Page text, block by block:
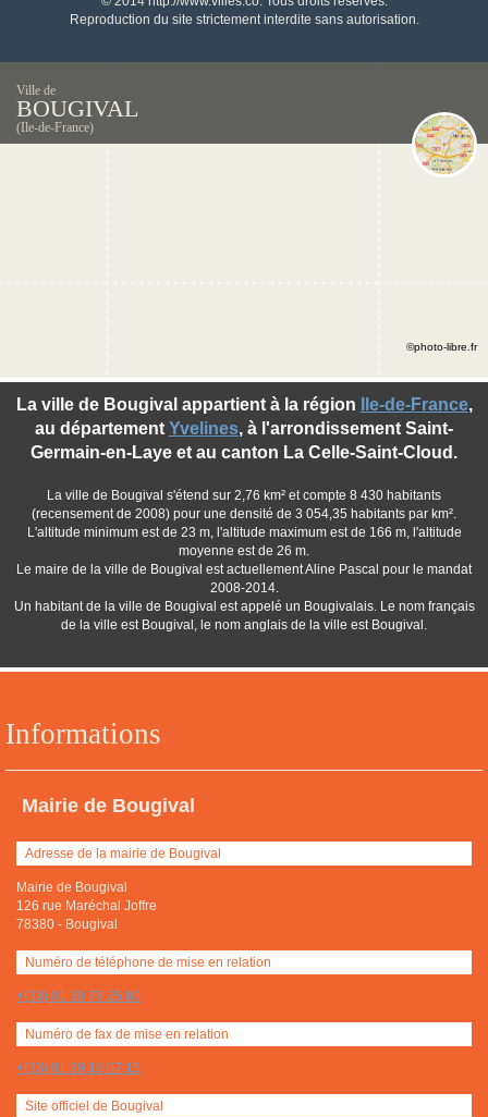
Reproduction du site strictement interdite sans autorisation.
Ville de
BOUGIVAL
(Ile-de-France)
Informations
Mairie de Bougival
Adresse de la mairie de Bougival
Mairie de Bougival
126 rue Maréchal Joffre
78380 - Bougival
Numéro de téléphone de mise en relation
+(33) 01 30 78 25 80
Numéro de fax de mise en relation
+(33) 01 39 18 07 15
Site officiel de Bougival
La ville de Bougival appartient à la région Ile-de-France,
au département Yvelines, à l'arrondissement Saint-
Germain-en-Laye et au canton La Celle-Saint-Cloud.
La ville de Bougival s'étend sur 2,76 km² et compte 8 430 habitants
(recensement de 2008) pour une densité de 3 054,35 habitants par km².
L'altitude minimum est de 23 m, l'altitude maximum est de 166 m, l'altitude
moyenne est de 26 m.
Le maire de la ville de Bougival est actuellement Aline Pascal pour le mandat
2008-2014.
Un habitant de la ville de Bougival est appelé un Bougivalais. Le nom français
de la ville est Bougival, le nom anglais de la ville est Bougival.
©photo-libre.fr